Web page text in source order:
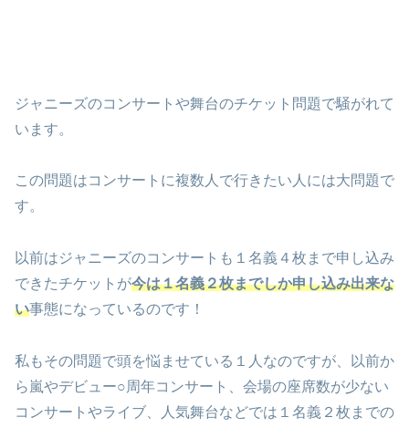
ジャニーズのコンサートや舞台のチケット問題で騒がれて
います。
この問題はコンサートに複数人で行きたい人には大問題で
す。
以前はジャニーズのコンサートも１名義４枚まで申し込み
できたチケットが今は１名義２枚までしか申し込み出来な
い事態になっているのです！
私もその問題で頭を悩ませている１人なのですが、以前か
ら嵐やデビュー○周年コンサート、会場の座席数が少ない
コンサートやライブ、人気舞台などでは１名義２枚までの